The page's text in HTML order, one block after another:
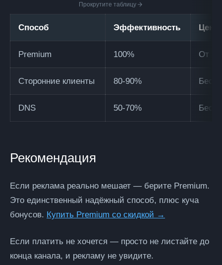
Прокрутите таблицу
Способ Эффективность Цена
Premium 100% От
Сторонние клиенты 80-90%
DNS 50-70%
Рекомендация
Если реклама реально мешает — берите Premium.
Это единственный надёжный способ, плюс куча
бонусов. Купить Premium со скидкой →
Если платить не хочется — просто не листайте до
конца канала, и рекламу не увидите.